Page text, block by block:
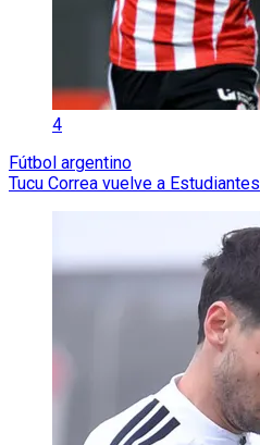
4
Fútbol argentino
Tucu Correa vuelve a Estudiantes